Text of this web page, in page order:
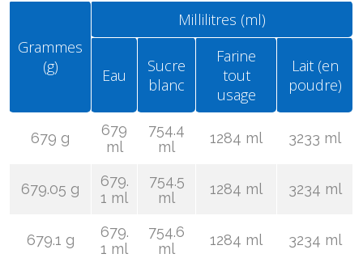
Grammes
(g)
Millilitres (ml)
Eau
Sucre
blanc
Farine
tout
usage
Lait (en
poudre)
679 g
679
ml
754.4
ml
1284 ml 3233 ml
679.05 g
679.
1 ml
754.5
ml
1284 ml 3234 ml
679.1 g
679.
1 ml
754.6
ml
1284 ml 3234 ml